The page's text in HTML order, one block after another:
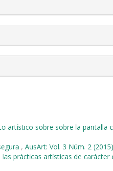
artístico sobre sobre la pantalla
, AusArt: Vol. 3 Núm. 2
prácticas artísticas de carácter